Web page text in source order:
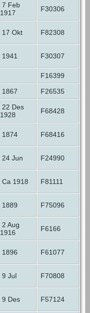
7 Feb
1917
F30306
17 Okt F82308
1941 F30307
F16399
1867 F26535
22 Des
1928
F68428
1874 F68416
24 Jun F24990
Ca 1918 F81111
1889 F75096
2 Aug
1916
F6166
1896 F61077
9 Jul F70808
9 Des F57124